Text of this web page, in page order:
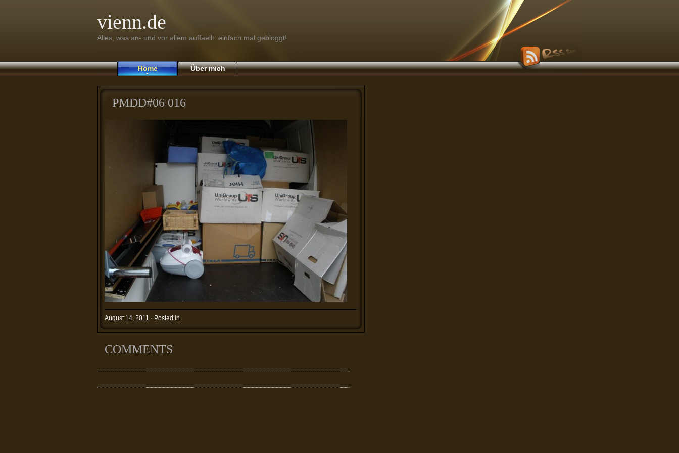
vienn.de
Alles, was an- und vor allem auffaellt: einfach mal gebloggt!
Home Über mich
PMDD#06 016
August 14, 2011 · Posted in
COMMENTS